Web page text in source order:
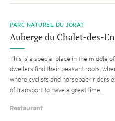
PARC NATUREL DU JORAT
Auberge du Chalet-des-
This is a special place in the middle
dwellers find their peasant roots,
where cyclists and horseback riders
of transport to have a great time.
Restaurant